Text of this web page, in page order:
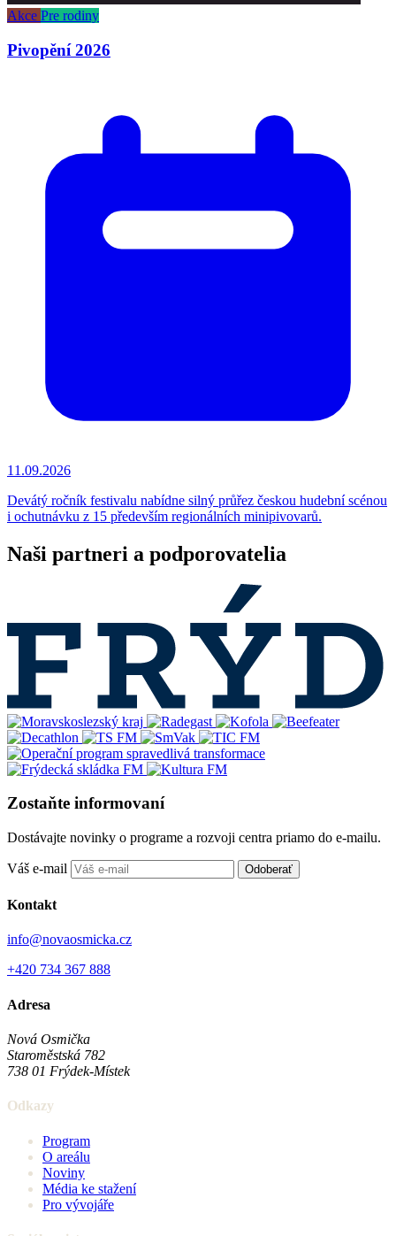
Akce Pre rodiny
Pivopění 2026
11.09.2026
Devátý ročník festivalu nabídne silný průřez českou hudební scénou
i ochutnávku z 15 především regionálních minipivovarů.
Naši partneri a podporovatelia
Zostaňte informovaní
Dostávajte novinky o programe a rozvoji centra priamo do e-mailu.
Váš e-mail Odoberať
Kontakt
info@novaosmicka.cz
+420 734 367 888
Adresa
Nová Osmička
Staroměstská 782
738 01 Frýdek-Místek
Odkazy
Program
O areálu
Noviny
Média ke stažení
Pro vývojáře